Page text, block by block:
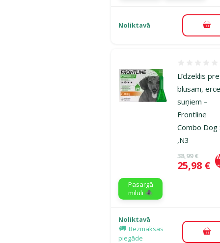
Noliktavā
Līdzeklis
blusām,
suņiem –
Frontline
Combo Dog
,N3
Oriģinālā
38,99 €
Cena
25,98 €
Pasargā
mīluli 🕷️
Noliktavā
Bezmaksas
piegāde